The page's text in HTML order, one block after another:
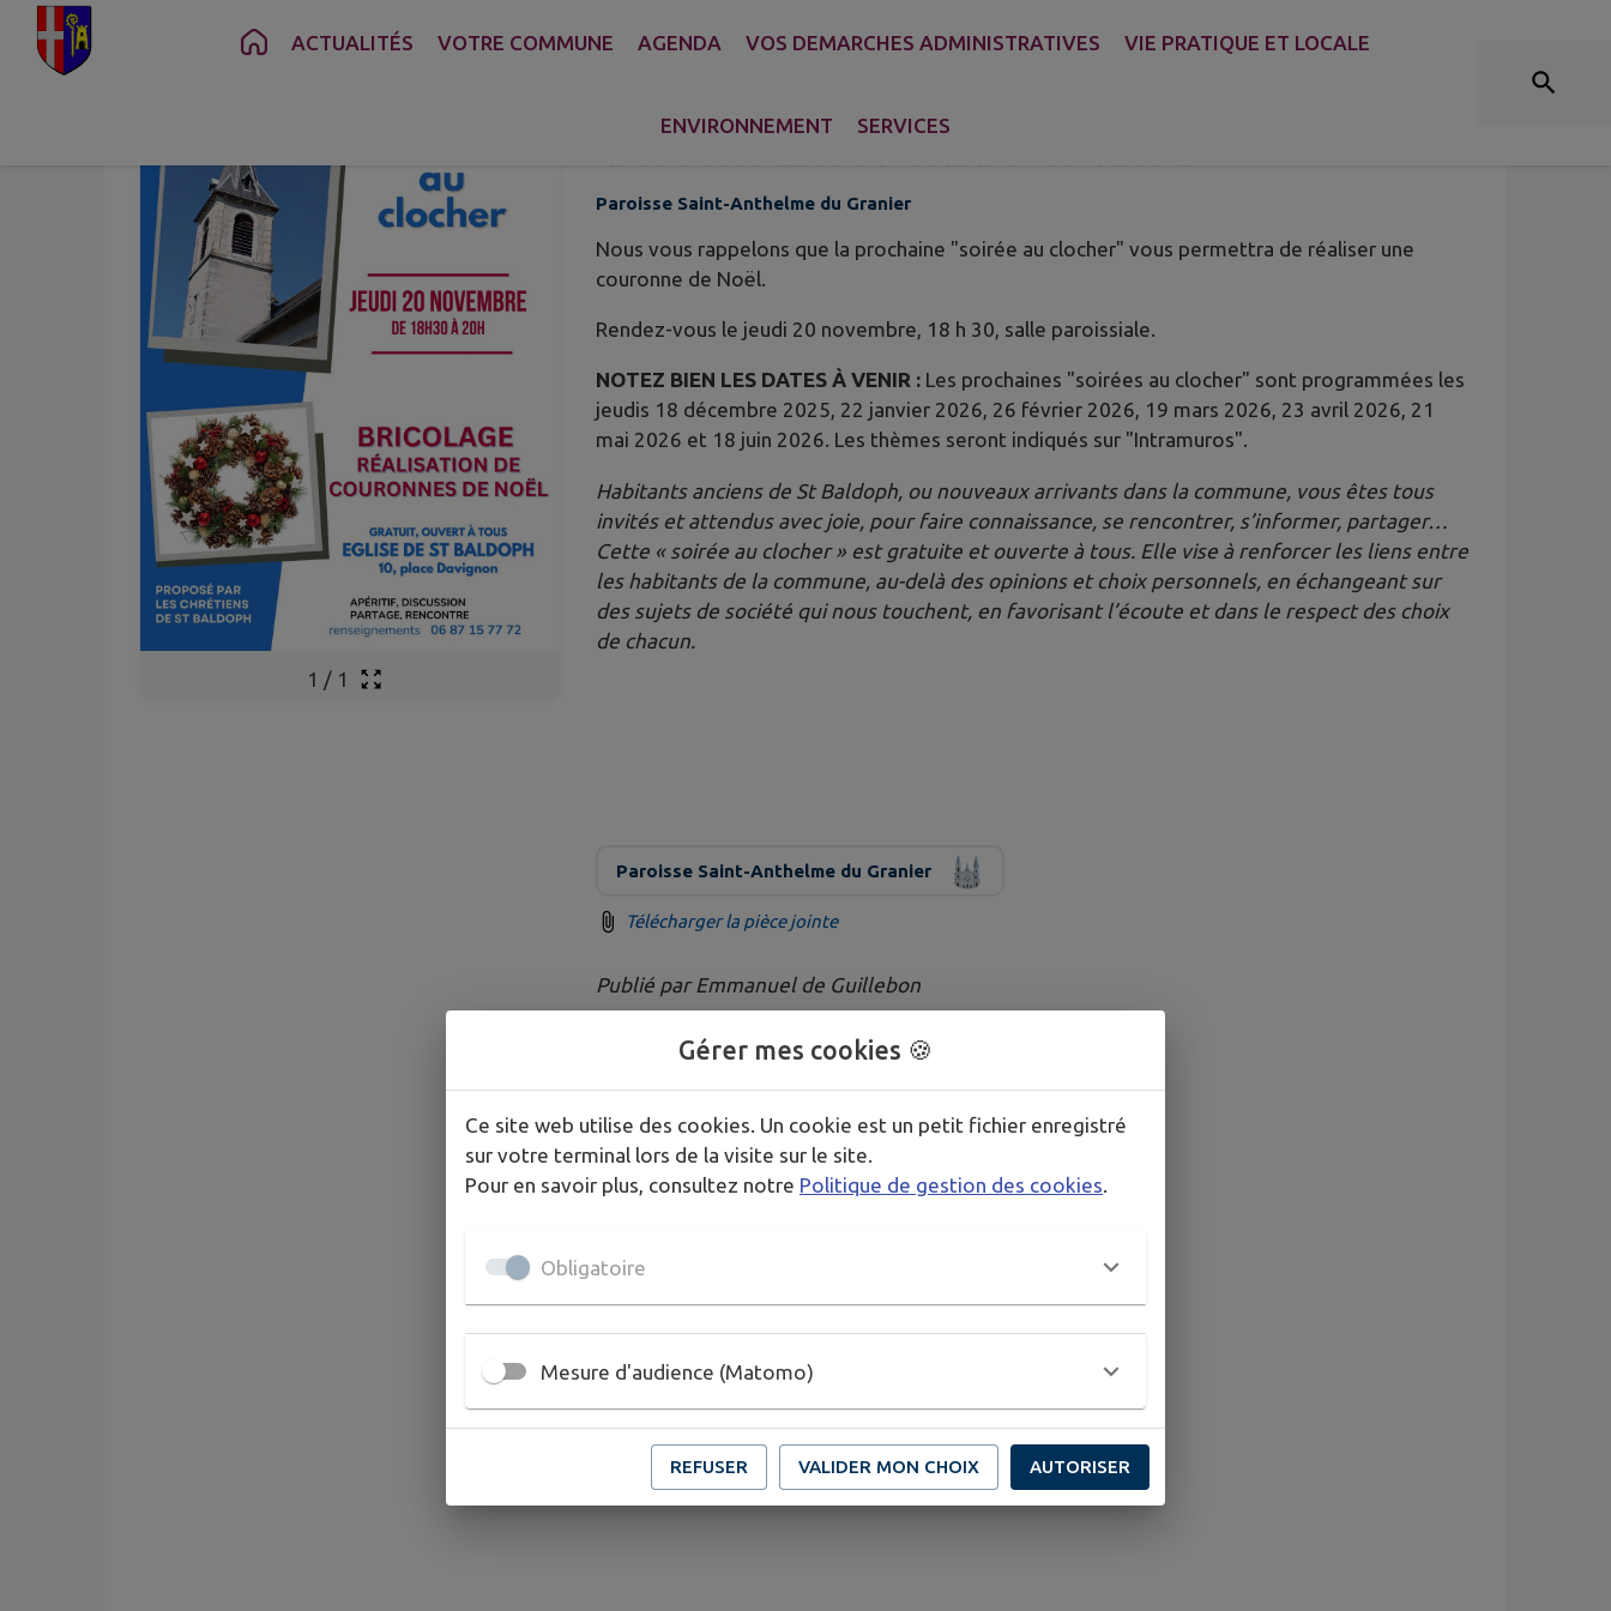
Contenu Recherche Pied de page
ACTUALITÉS VOTRE COMMUNE AGENDA VOS DEMARCHES ADMINISTRATIVES VIE PRATIQUE ET LOCALE
ENVIRONNEMENT SERVICES
1 / 1
NOËL
Paroisse Saint-Anthelme du Granier
Nous vous rappelons que la prochaine "soirée au clocher" vous permettra de réaliser une
couronne de Noël.
Rendez-vous le jeudi 20 novembre, 18 h 30, salle paroissiale.
NOTEZ BIEN LES DATES À VENIR : Les prochaines "soirées au clocher" sont programmées les
jeudis 18 décembre 2025, 22 janvier 2026, 26 février 2026, 19 mars 2026, 23 avril 2026, 21
mai 2026 et 18 juin 2026. Les thèmes seront indiqués sur "Intramuros".
Habitants anciens de St Baldoph, ou nouveaux arrivants dans la commune, vous êtes tous
invités et attendus avec joie, pour faire connaissance, se rencontrer, s’informer, partager…
Cette « soirée au clocher » est gratuite et ouverte à tous. Elle vise à renforcer les liens entre
les habitants de la commune, au-delà des opinions et choix personnels, en échangeant sur
des sujets de société qui nous touchent, en favorisant l’écoute et dans le respect des choix
de chacun.
Paroisse Saint-Anthelme du Granier
Télécharger la pièce jointe
Publié par Emmanuel de Guillebon
Gérer mes cookies 🍪
Ce site web utilise des cookies. Un cookie est un petit fichier enregistré
sur votre terminal lors de la visite sur le site.
Pour en savoir plus, consultez notre Politique de gestion des cookies.
Obligatoire
Mesure d'audience (Matomo)
REFUSER VALIDER MON CHOIX AUTORISER